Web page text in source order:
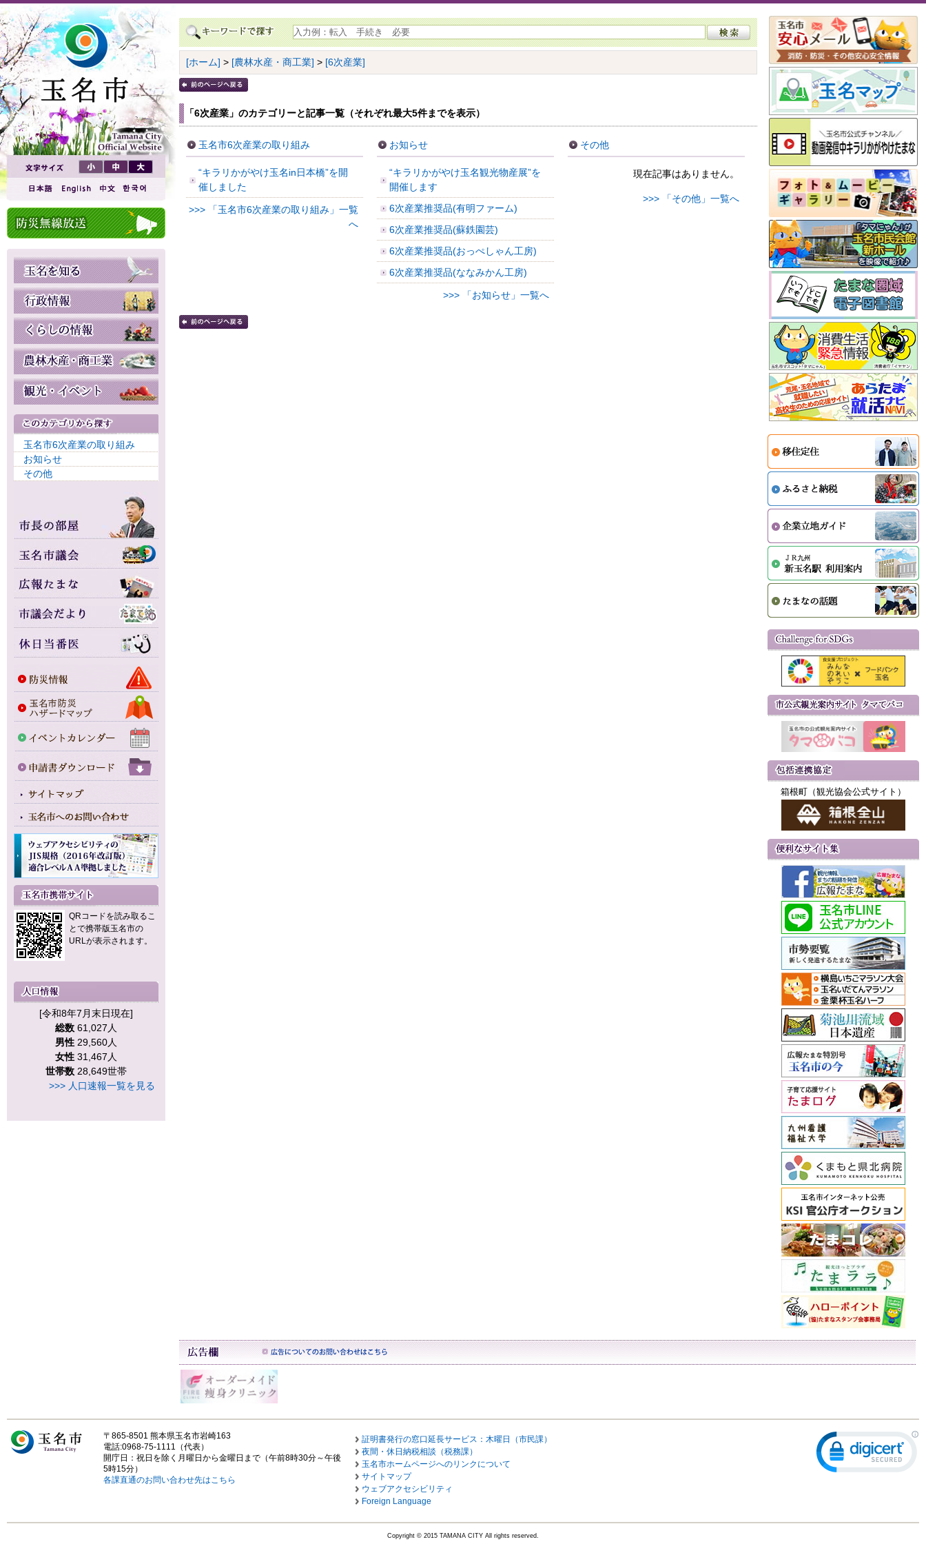
玉名市6次産業の取り組み
お知らせ
その他
QRコードを読み取るこ
とで携帯版玉名市の
URLが表示されます。
[令和8年7月末日現在]
総数 61,027人
男性 29,560人
女性 31,467人
世帯数 28,649世帯
>>> 人口速報一覧を見る
[ホーム] > [農林水産・商工業] > [6次産業]
「6次産業」のカテゴリーと記事一覧（それぞれ最大5件までを表示）
玉名市6次産業の取り組み
“キラリかがやけ玉名in日本橋”を開
催しました
>>> 「玉名市6次産業の取り組み」一覧
へ
お知らせ
“キラリかがやけ玉名観光物産展”を
開催します
6次産業推奨品(有明ファーム)
6次産業推奨品(蘇鉄園芸)
6次産業推奨品(おっぺしゃん工房)
6次産業推奨品(ななみかん工房)
>>> 「お知らせ」一覧へ
その他
現在記事はありません。
>>> 「その他」一覧へ
箱根町（観光協会公式サイト）
〒865-8501 熊本県玉名市岩崎163
電話:0968-75-1111（代表）
開庁日：祝日を除く月曜日から金曜日まで（午前8時30分～午後
5時15分）
各課直通のお問い合わせ先はこちら
証明書発行の窓口延長サービス：木曜日（市民課）
夜間・休日納税相談（税務課）
玉名市ホームページへのリンクについて
サイトマップ
ウェブアクセシビリティ
Foreign Language
Copyright © 2015 TAMANA CITY All rights reserved.